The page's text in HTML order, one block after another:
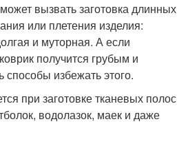
вызвать заготовка длинных
или плетения изделия:
и муторная. А если
получится грубым и
способы избежать этого.
при заготовке тканевых полос
водолазок, маек и даже